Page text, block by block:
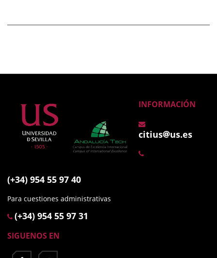
INFORMACIÓN
citius us.es
(+34) 954 55 97 40
Para cuestiones administrativas
(+34) 954 55 97 31
SIGUENOS EN